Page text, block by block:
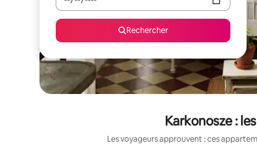
Rechercher
Karkonosze :
Les voyageurs approuvent : ces